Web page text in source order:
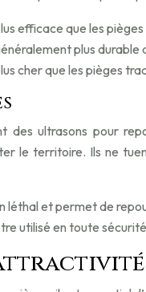
efficace que les
plus durable
cher que les pièges
des ultrasons pour
le territoire. Ils ne
léthal et permet de
utilisé en toute